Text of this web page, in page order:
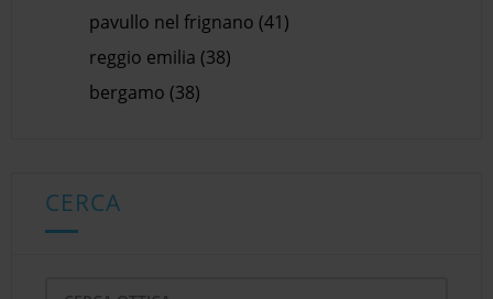
pavullo nel frignano (41)
reggio emilia (38)
bergamo (38)
CERCA